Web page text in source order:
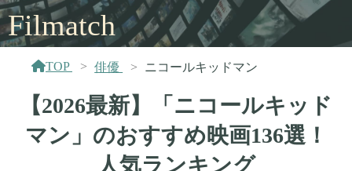
Filmatch
TOP 俳優 ニコールキッドマン
【2026最新】「ニコールキッド
マン」のおすすめ映画136選！
人気ランキング